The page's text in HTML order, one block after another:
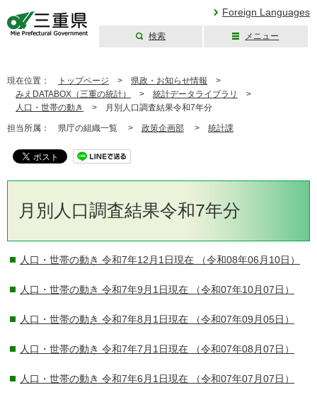
Foreign Languages
検索 メニュー
現在位置： トップページ > 県政・お知らせ情報 >
みえDATABOX（三重の統計）
> 統計データライブラリ
>
人口・世帯の動き
> 月別人口調査結果令和7年分
担当所属： 県庁の組織一覧 > 政策企画部 > 統計課
月別人口調査結果令和7年分
人口・世帯の動き 令和7年12月1日現在 （令和08年06月10日）
人口・世帯の動き 令和7年9月1日現在 （令和07年10月07日）
人口・世帯の動き 令和7年8月1日現在 （令和07年09月05日）
人口・世帯の動き 令和7年7月1日現在 （令和07年08月07日）
人口・世帯の動き 令和7年6月1日現在 （令和07年07月07日）